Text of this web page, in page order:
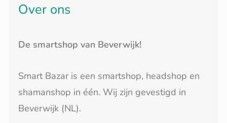
Over ons
De smartshop van Beverwijk!
Smart Bazar is een smartshop, headshop en
shamanshop in één. Wij zijn gevestigd in
Beverwijk (NL).